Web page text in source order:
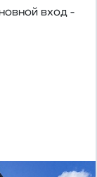
вход -